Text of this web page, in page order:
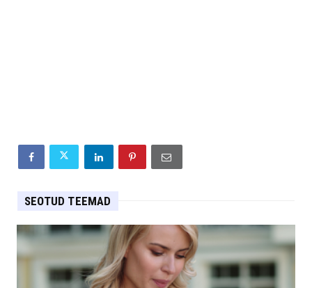
SEOTUD TEEMAD